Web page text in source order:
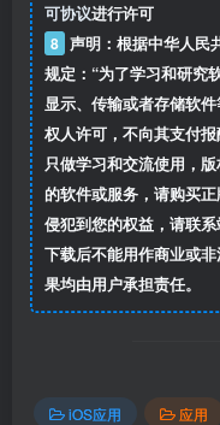
可协议进行许可
8 声明：根据中华人民
规定：“为了学习和研究
显示、传输或者存储软
权人许可，不向其支付
只做学习和交流使用，
的软件或服务，请购买
侵犯到您的权益，请联
下载后不能用作商业或
果均由用户承担责任。
iOS应用
应用